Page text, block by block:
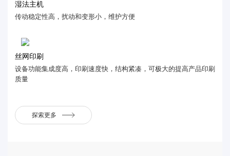
湿法主机
传动稳定性高，扰动和变形小，维护方便
丝网印刷
设备功能集成度高，印刷速度快，结构紧凑，可极大的提高产品印刷
质量
探索更多